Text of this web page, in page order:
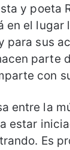
y poeta
en el lugar
para sus
parte
con
entre la
estar
Es